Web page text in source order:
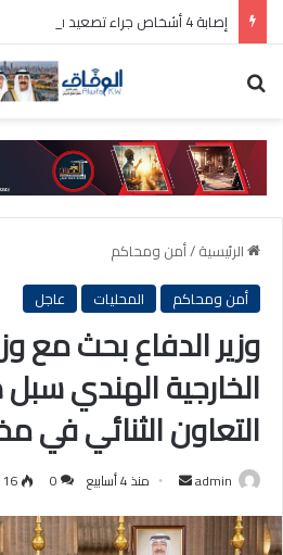
الرئيسية/أمن ومحاكم
أمن ومحاكم
المحليات عاجل
وزير الدفاع بحث مع
الخارجية الهندي
التعاون الثنائي في
admin
أرسل
إلكترونيا
منذ 4 أسابيع 0
16